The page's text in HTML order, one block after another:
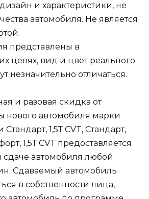
и характеристики, не
автомобиля. Не является
представлены в
целях, вид и цвет реального
незначительно отличаться.
и разовая скидка от
нового автомобиля марки
1,5Т CVT, Стандарт,
1,5Т CVT предоставляется
сдаче автомобиля любой
Сдаваемый автомобиль
в собственности лица,